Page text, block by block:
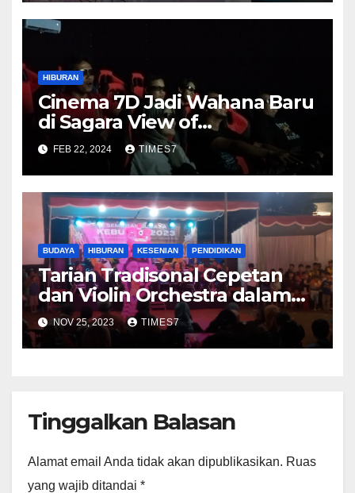
HIBURAN
Cinema 7D Jadi Wahana Baru
di Sagara View of
Karangbolong
FEB 22, 2024 TIMES7
BUDAYA HIBURAN KESENIAN PENDIDIKAN
Tarian Tradisonal Cepetan
dan Violin Orchestra dalam
Gelaran Semarak Budaya
Kebumen 2023 Berlangsung
Meriah
NOV 25, 2023 TIMES7
Tinggalkan Balasan
Alamat email Anda tidak akan dipublikasikan. Ruas
yang wajib ditandai *